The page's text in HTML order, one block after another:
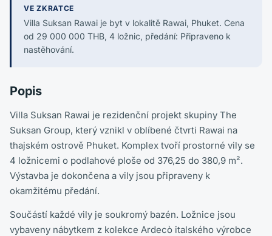
VE ZKRATCE
Villa Suksan Rawai je byt v lokalitě Rawai, Phuket. Cena
od 29 000 000 THB, 4 ložnic, předání: Připraveno k
nastěhování.
Popis
Villa Suksan Rawai je rezidenční projekt skupiny The
Suksan Group, který vznikl v oblíbené čtvrti Rawai na
thajském ostrově Phuket. Komplex tvoří prostorné vily se
4 ložnicemi o podlahové ploše od 376,25 do 380,9 m².
Výstavba je dokončena a vily jsou připraveny k
okamžitému předání.
Součástí každé vily je soukromý bazén. Ložnice jsou
vybaveny nábytkem z kolekce Ardecò italského výrobce